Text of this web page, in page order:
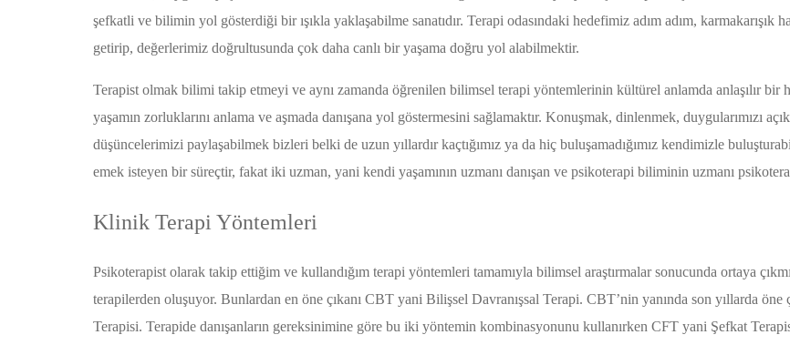
şefkatli ve bilimin yol gösterdiği bir ışıkla yaklaşabilme sanatıdır. Terapi odasındaki hedefimiz adım adım, karmakarışık
getirip, değerlerimiz doğrultusunda çok daha canlı bir yaşama doğru yol alabilmektir.
Terapist olmak bilimi takip etmeyi ve aynı zamanda öğrenilen bilimsel terapi yöntemlerinin kültürel anlamda anlaşılır bir
yaşamın zorluklarını anlama ve aşmada danışana yol göstermesini sağlamaktır. Konuşmak, dinlenmek, duygularımızı
düşüncelerimizi paylaşabilmek bizleri belki de uzun yıllardır kaçtığımız ya da hiç buluşamadığımız kendimizle
emek isteyen bir süreçtir, fakat iki uzman, yani kendi yaşamının uzmanı danışan ve psikoterapi biliminin uzmanı
Klinik Terapi Yöntemleri
Psikoterapist olarak takip ettiğim ve kullandığım terapi yöntemleri tamamıyla bilimsel araştırmalar sonucunda ortaya
terapilerden oluşuyor. Bunlardan en öne çıkanı CBT yani Bilişsel Davranışsal Terapi. CBT’nin yanında son yıllarda
Terapisi. Terapide danışanların gereksinimine göre bu iki yöntemin kombinasyonunu kullanırken CFT yani Şefkat